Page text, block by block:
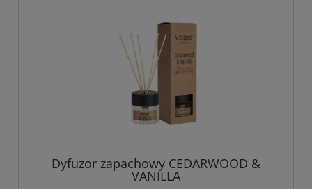
Dyfuzor zapachowy CEDARWOOD &
VANILLA